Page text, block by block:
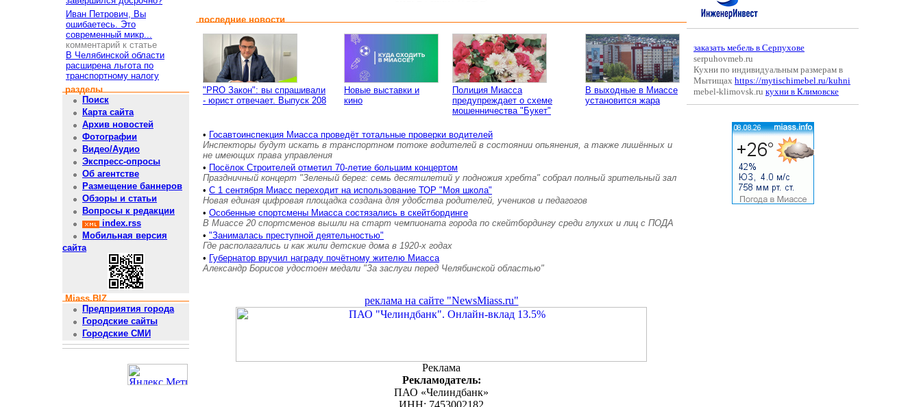
Иван Петрович, Вы
ошибаетесь. Это
современный микр...
комментарий к статье
В Челябинской области
расширена льгота по
транспортному налогу
разделы
Поиск
Карта сайта
Архив новостей
Фотографии
Видео/Аудио
Экспресс-опросы
Об агентстве
Размещение баннеров
Обзоры и статьи
Вопросы к редакции
index.rss
Мобильная версия
сайта
Miass.BIZ
Предприятия города
Городские сайты
Городские СМИ
последние новости
"PRO Закон": вы спрашивали
- юрист отвечает. Выпуск 208
Новые выставки и
кино
Полиция Миасса
предупреждает о схеме
мошенничества "Букет"
В выходные в Миассе
установится жара
• Госавтоинспекция Миасса проведёт тотальные проверки водителей
Инспекторы будут искать в транспортном потоке водителей в состоянии опьянения, а также лишённых и
не имеющих права управления
• Посёлок Строителей отметил 70-летие большим концертом
Праздничный концерт "Зеленый берег: семь десятилетий у подножия хребта" собрал полный зрительный зал
• С 1 сентября Миасс переходит на использование ТОР "Моя школа"
Новая единая цифровая площадка создана для удобства родителей, учеников и педагогов
• Особенные спортсмены Миасса состязались в скейтбординге
В Миассе 20 спортсменов вышли на старт чемпионата города по скейтбордингу среди глухих и лиц с ПОДА
• "Занималась преступной деятельностью"
Где располагались и как жили детские дома в 1920-х годах
• Губернатор вручил награду почётному жителю Миасса
Александр Борисов удостоен медали "За заслуги перед Челябинской областью"
реклама на сайте "NewsMiass.ru"
Реклама
Рекламодатель:
ПАО «Челиндбанк»
ИНН: 7453002182
заказать мебель в Серпухове
serpuhovmeb.ru
Кухни по индивидуальным размерам в
Мытищах https://mytischimebel.ru/kuhni
mebel-klimovsk.ru кухни в Климовске